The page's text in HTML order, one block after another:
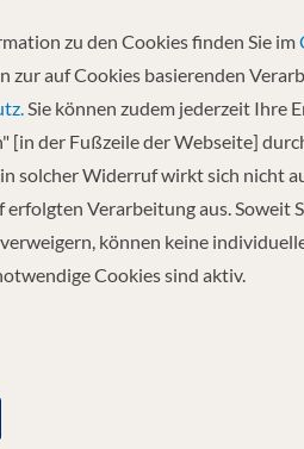
ein maximal attraktives
mit amerikanischer
unsere eigene Schweizer
Hoorn, durch den
reisen. Entdecken Sie mit
zu den Cookies finden Sie im
zur auf Cookies basierenden
Sie können zudem jederzeit Ihre
[in der Fußzeile der Webseite]
solcher Widerruf wirkt sich nicht
Verarbeitung aus. Soweit
können keine
Cookies sind aktiv.